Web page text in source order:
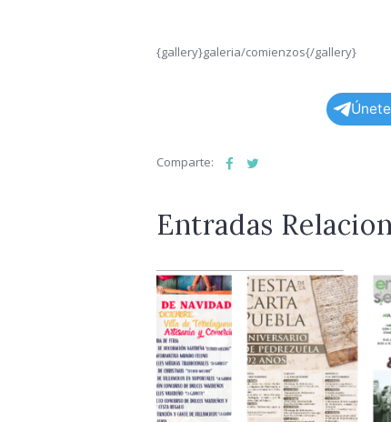
{gallery}galeria/comienzos{/gallery}
Comparte:
Entradas